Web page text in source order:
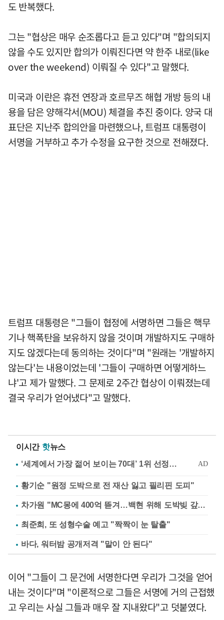
도 반복했다.
그는 "협상은 매우 순조롭다고 듣고 있다"며 "합의되지
않을 수도 있지만 합의가 이뤄진다면 약 한주 내로(like
over the weekend) 이뤄질 수 있다"고 말했다.
미국과 이란은 휴전 연장과 호르무즈 해협 개방 등의 내
용을 담은 양해각서(MOU) 체결을 추진 중이다. 양국 대
표단은 지난주 합의안을 마련했으나, 트럼프 대통령이
서명을 거부하고 추가 수정을 요구한 것으로 전해졌다.
트럼프 대통령은 "그들이 협정에 서명하면 그들은 핵무
기나 핵폭탄을 보유하지 않을 것이며 개발하지도 구매하
지도 않겠다는데 동의하는 것이다"며 "원래는 '개발하지
않는다'는 내용이었는데 '그들이 구매하면 어떻게하느
냐'고 제가 말했다. 그 문제로 2주간 협상이 이뤄졌는데
결국 우리가 얻어냈다"고 말했다.
이시간 핫뉴스
황기순 "원정 도박으로 전 재산 잃고 필리핀 도피"
차가원 "MC몽에 400억 뜯겨…백현 위해 도박빚 갚아줘"
최준희, 또 성형수술 예고 "짝짝이 눈 탈출"
바다, 워터밤 공개저격 "말이 안 된다"
이어 "그들이 그 문건에 서명한다면 우리가 그것을 얻어
내는 것이다"며 "이론적으로 그들은 서명에 거의 근접했
고 우리는 사실 그들과 매우 잘 지내왔다"고 덧붙였다.